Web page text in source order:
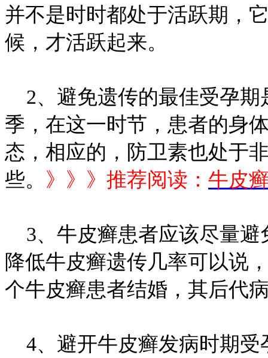
并不是时时都处于活跃期，
候，才活跃起来。
2、避免遗传的最佳受孕期
季，在这一时节，患者的身
态，相应的，防卫素也处于
些。 》》》推荐阅读： 牛皮
3、牛皮癣患者应该尽量避
降低牛皮癣遗传几率可以说
个牛皮癣患者结婚，其后代
4、避开牛皮癣发病时期受